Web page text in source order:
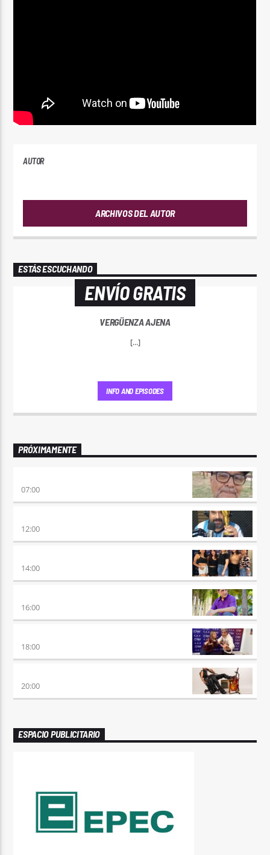
AUTOR
ARCHIVOS DEL AUTOR
ESTÁS ESCUCHANDO
ENVÍO GRATIS
VERGÜENZA AJENA
[...]
INFO AND EPISODES
PRÓXIMAMENTE
07:00
12:00
14:00
16:00
18:00
20:00
ESPACIO PUBLICITARIO